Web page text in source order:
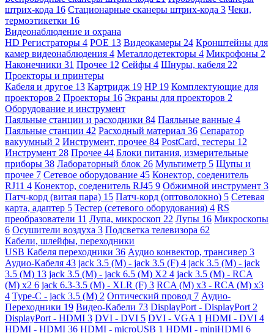
штрих-кода 16 Стационарные сканеры штрих-кода 3 Чеки,
термоэтикетки 16
Видеонаблюдение и охрана
HD Регистраторы 4 POE 13 Видеокамеры 24 Кронштейны для
камер видеонаблюдения 4 Металлодетекторы 4 Микрофоны 2
Наконечники 31 Прочее 12 Сейфы 4 Шнуры, кабеля 22
Проекторы и принтеры
Кабеля и другое 13 Картридж 19 HP 19 Комплектующие для
проекторов 2 Проекторы 16 Экраны для проекторов 2
Оборудование и инструмент
Паяльные станции и расходники 84 Паяльные ванные 4
Паяльные станции 42 Расходный материал 36 Сепаратор
вакуумный 2 Инструмент, прочее 84 PostCard, тестеры 12
Инструмент 28 Прочее 44 Блоки питания, измерительные
приборы 38 Лабораторный блок 26 Мультиметр 5 Щупы и
прочее 7 Сетевое оборудование 45 Конектор, соеденитель
RJ11 4 Конектор, соеденитель RJ45 9 Обжимной инструмент 3
Патч-корд (витая пара) 15 Патч-корд (оптоволокно) 5 Сетевая
карта, адаптер 5 Тестер (сетевого оборудования) 4 RS
преобразователи 11 Лупа, микроскоп 22 Лупы 16 Микроскопы
6 Осушители воздуха 3 Подсветка телевизора 62
Кабели, шлейфы, переходники
USB Кабеля переходники 36 Аудио конвектор, трансивер 3
Аудио-Кабеля 43 jack 3.5 (M) - jack 3.5 (F) 4 jack 3.5 (M) - jack
3.5 (M) 13 jack 3.5 (M) - jack 6.5 (M) X2 4 jack 3.5 (M) - RCA
(M) x2 6 jack 6.3-3.5 (M) - XLR (F) 3 RCA (M) x3 - RCA (M) x3
4 Type-C - jack 3.5 (M) 2 Оптический провод 7 Аудио-
Переходники 19 Видео-Кабели 73 DisplayPort - DisplayPort 2
DisplayPort - HDMI 3 DVI - DVI 5 DVI - VGA 1 HDMI - DVI 4
HDMI - HDMI 36 HDMI - microUSB 1 HDMI - miniHDMI 6